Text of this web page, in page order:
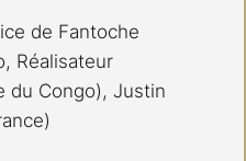
de Fantoche
Réalisateur
du Congo), Justin